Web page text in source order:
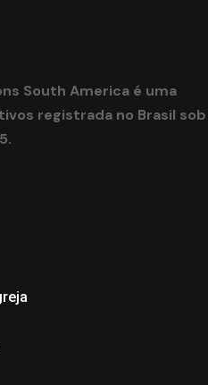
South America é uma
registrada no Brasil sob